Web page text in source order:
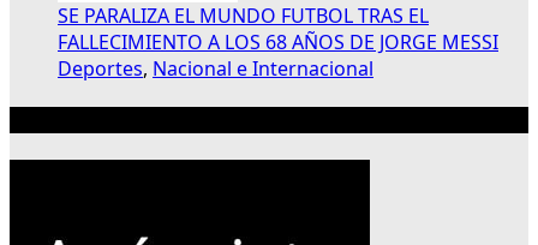
SE PARALIZA EL MUNDO FUTBOL TRAS EL
FALLECIMIENTO A LOS 68 AÑOS DE JORGE MESSI
Deportes, Nacional e Internacional